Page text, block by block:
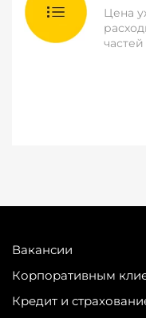
Цена
Вакансии
Корпоративным
Кредит и